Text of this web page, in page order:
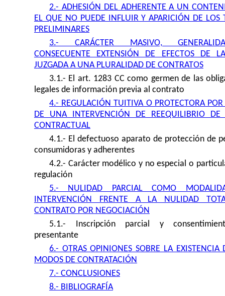
2.- ADHESIÓN DEL ADHERENTE A UN
EL QUE NO PUEDE INFLUIR Y APARICIÓN DE LOS
PRELIMINARES
3.- CARÁCTER MASIVO,
CONSECUENTE EXTENSIÓN DE EFECTOS DE
JUZGADA A UNA PLURALIDAD DE CONTRATOS
3.1.- El art. 1283 CC como germen de las
legales de información previa al contrato
4.- REGULACIÓN TUITIVA O PROTECTORA
DE UNA INTERVENCIÓN DE REEQUILIBRIO DE
CONTRACTUAL
4.1.- El defectuoso aparato de protección de
consumidoras y adherentes
4.2.- Carácter modélico y no especial o
regulación
5.- NULIDAD PARCIAL COMO
INTERVENCIÓN FRENTE A LA NULIDAD
CONTRATO POR NEGOCIACIÓN
5.1.- Inscripción parcial y
presentante
6.- OTRAS OPINIONES SOBRE LA EXISTENCIA
MODOS DE CONTRATACIÓN
7.- CONCLUSIONES
8.- BIBLIOGRAFÍA